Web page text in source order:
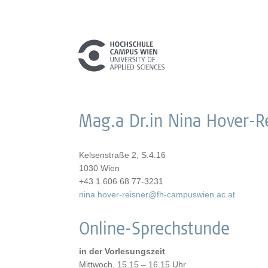
Mag.a Dr.in Nina Hover-
Kelsenstraße 2, S.4.16
1030 Wien
+43 1 606 68 77-3231
nina.hover-reisner@fh-campuswien.ac.at
Online-Sprechstunde
in der Vorlesungszeit
Mittwoch, 15.15 – 16.15 Uhr